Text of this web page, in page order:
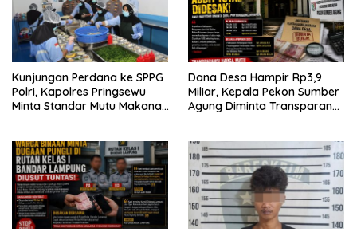
Kunjungan Perdana ke SPPG
Polri, Kapolres Pringsewu
Minta Standar Mutu Makanan
Dana Desa Hampir Rp3,9
Miliar, Kepala Pekon Sumber
Agung Diminta Transparan